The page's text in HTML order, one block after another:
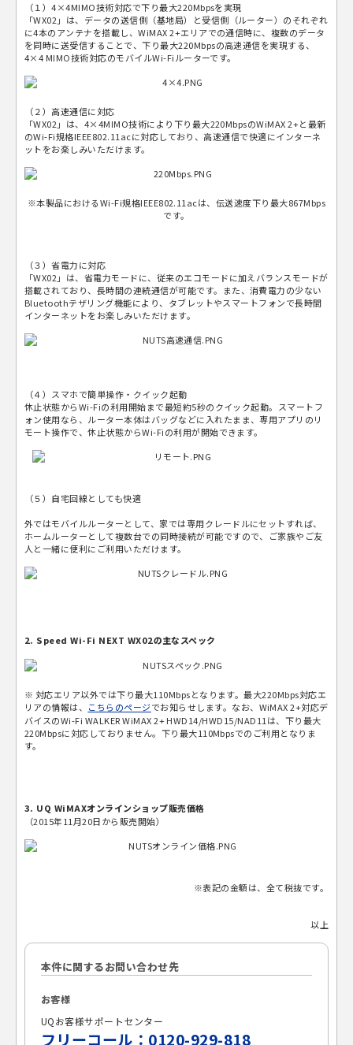
（１）4×4MIMO技術対応で下り最大220Mbpsを実現
「WX02」は、データの送信側（基地局）と受信側（ルーター）のそれぞれ
に4本のアンテナを搭載し、WiMAX 2+エリアでの通信時に、複数のデータ
を同時に送受信することで、下り最大220Mbpsの高速通信を実現する、
4×4 MIMO技術対応のモバイルWi-Fiルーターです。
（２）高速通信に対応
「WX02」は、4×4MIMO技術により下り最大220MbpsのWiMAX 2+と最新
のWi-Fi規格IEEE802.11acに対応しており、高速通信で快適にインターネ
ットをお楽しみいただけます。
※本製品におけるWi-Fi規格IEEE802.11acは、伝送速度下り最大867Mbps
です。
（３）省電力に対応
「WX02」は、省電力モードに、従来のエコモードに加えバランスモードが
搭載されており、長時間の連続通信が可能です。また、消費電力の少ない
Bluetoothテザリング機能により、タブレットやスマートフォンで長時間
インターネットをお楽しみいただけます。
（４）スマホで簡単操作・クイック起動
休止状態からWi-Fiの利用開始まで最短約5秒のクイック起動。スマートフ
ォン使用なら、ルーター本体はバッグなどに入れたまま、専用アプリのリ
モート操作で、休止状態からWi-Fiの利用が開始できます。
（５）自宅回線としても快適
外ではモバイルルーターとして、家では専用クレードルにセットすれば、
ホームルーターとして複数台での同時接続が可能ですので、ご家族やご友
人と一緒に便利にご利用いただけます。
2. Speed Wi-Fi NEXT WX02の主なスペック
※ 対応エリア以外では下り最大110Mbpsとなります。最大220Mbps対応エ
リアの情報は、
こちらのページでお知らせします。なお、WiMAX 2+対応デ
バイスのWi-Fi WALKER WiMAX 2+ HWD14/HWD15/NAD11は、下り最大
220Mbpsに対応しておりません。下り最大110Mbpsでのご利用となりま
す。
3. UQ WiMAXオンラインショップ販売価格
（2015年11月20日から販売開始）
※表記の金額は、全て税抜です。
以上
本件に関するお問い合わせ先
お客様
UQお客様サポートセンター
フリーコール：0120-929-818